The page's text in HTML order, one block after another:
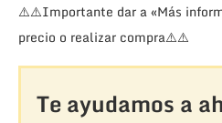
⚠️⚠️Importante dar a «Más
precio o realizar compra⚠️⚠️
Te ayudamos a